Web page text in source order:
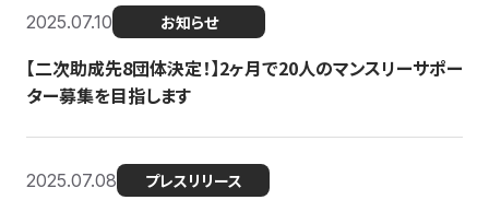
2025.07.10 お知らせ
【二次助成先8団体決定！】2ヶ月で20人のマンスリーサポー
ター募集を目指します
2025.07.08 プレスリリース